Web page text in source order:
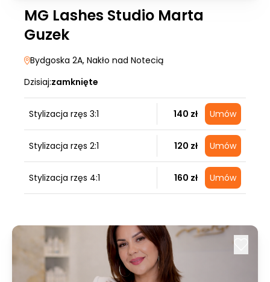
MG Lashes Studio Marta
Guzek
Bydgoska 2A, Nakło nad Notecią
Dzisiaj:zamknięte
Stylizacja rzęs 3:1 140 zł Umów
Stylizacja rzęs 2:1 120 zł Umów
Stylizacja rzęs 4:1 160 zł Umów